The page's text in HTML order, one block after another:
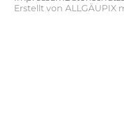
Erstellt von ALLGÄUPIX